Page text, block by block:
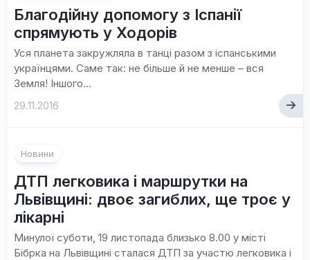
Благодійну допомогу з Іспанії
спрямують у Ходорів
Уся планета закружляла в танці разом з іспанськими
українцями. Саме так: не більше й не менше – вся
Земля! Іншого...
29.11.2016
Новини
ДТП легковика і маршрутки на
Львівщині: двоє загиблих, ще троє у
лікарні
Минулої суботи, 19 листопада близько 8.00 у місті
Бібрка на Львівщині сталася ДТП за участю легковика і